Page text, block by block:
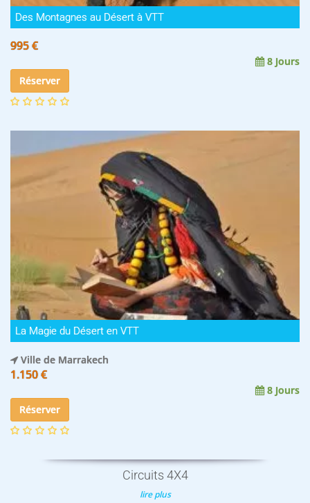
Des Montagnes au Désert à VTT
995 €
8 Jours
Réserver
La Magie du Désert en VTT
Ville de Marrakech
1.150 €
8 Jours
Réserver
Circuits 4X4
lire plus